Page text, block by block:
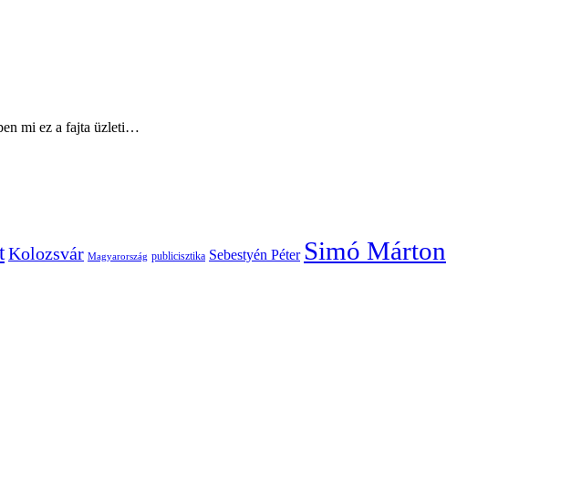
mi ez a fajta üzleti…
Kolozsvár Magyarország publicisztika Sebestyén Péter Simó Márton